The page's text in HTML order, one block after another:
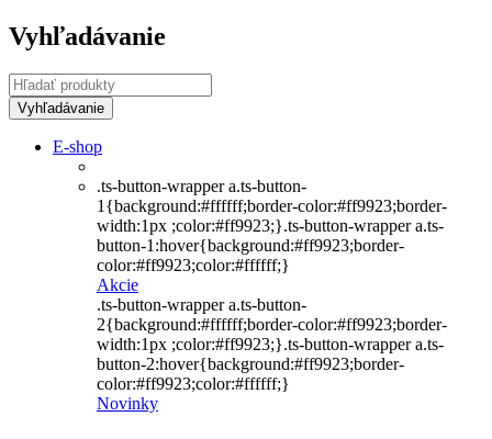
Vyhľadávanie
E-shop
.ts-button-wrapper a.ts-button-
1{background:#ffffff;border-color:#ff9923;border-
width:1px ;color:#ff9923;}.ts-button-wrapper a.ts-
button-1:hover{background:#ff9923;border-
color:#ff9923;color:#ffffff;}
Akcie
.ts-button-wrapper a.ts-button-
2{background:#ffffff;border-color:#ff9923;border-
width:1px ;color:#ff9923;}.ts-button-wrapper a.ts-
button-2:hover{background:#ff9923;border-
color:#ff9923;color:#ffffff;}
Novinky